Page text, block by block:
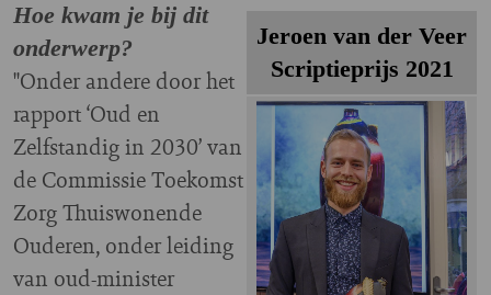
Jeroen van der Veer
Scriptieprijs 2021
Image
Hoe kwam je bij dit
onderwerp?
"Onder andere door het
rapport ‘Oud en
Zelfstandig in 2030’ van
de Commissie Toekomst
Zorg Thuiswonende
Ouderen, onder leiding
van oud-minister